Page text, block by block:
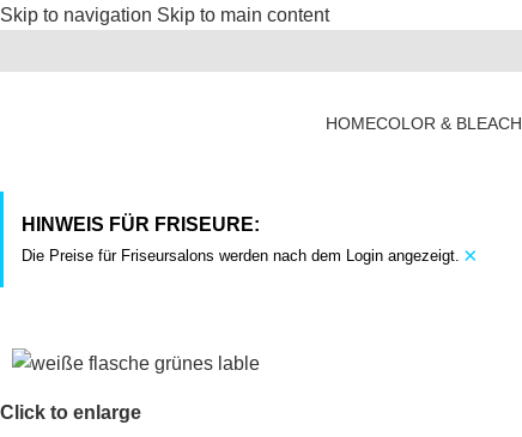
Skip to navigation Skip to main content
HOMECOLOR & BLEACH
HINWEIS FÜR FRISEURE:
Die Preise für Friseursalons werden nach dem Login angezeigt. ×
Click to enlarge